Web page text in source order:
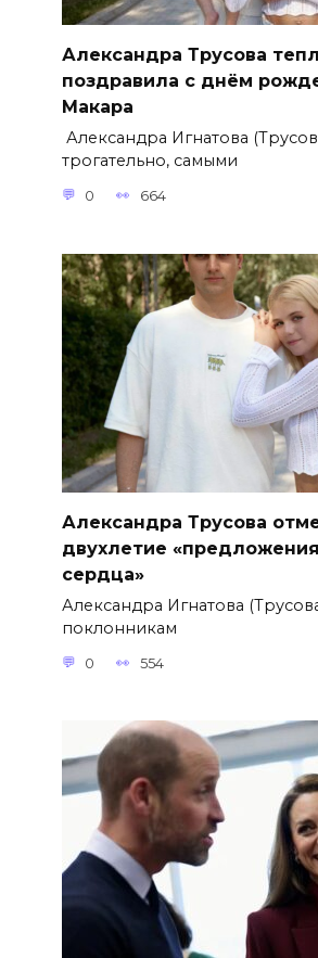
Александра Трусова
поздравила с днём
Макара
Александра Игнатова
трогательно, самыми
0 664
Александра Трусова
двухлетие
сердца»
Александра Игнатова
поклонникам
0 554